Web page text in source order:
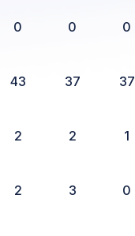
0 0 0
43 37 37
2 2 1
2 3 0